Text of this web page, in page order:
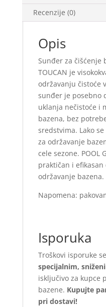
Recenzije (0)
Opis
Sunđer za čišćenje
TOUCAN je
održavanju čistoće
sunđer je posebno
uklanja nečistoće i
bazena, bez
sredstvima. Lako
za održavanje
cele sezone. POOL
praktičan i efikasan
održavanje bazena.
Napomena:
Isporuka
Troškovi isporuke
specijalnim,
isključivo za kupce
bazene. Kupujte
pri dostavi!